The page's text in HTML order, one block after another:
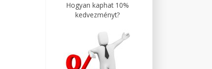
Hogyan kaphat 10%
kedvezményt?